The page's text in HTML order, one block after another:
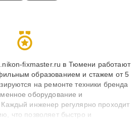
fixmaster.ru в Тюмени работают
образованием и стажем от 5
на ремонте техники бренда
оборудование и
инженер регулярно проходит
что позволяет быстро и